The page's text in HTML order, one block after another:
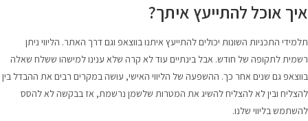
איך אוכל להתייעץ איתך?
תלמידי התכניות השונות יכולים להתייעץ איתנו בווצאפ וגם דרך האתר. הליווי ניתן
רשמית לתקופה של חודש. אבל בינתיים עוד לא קרה שלא ענינו למישהו ששלח שאלה
בווצאפ גם שנים אחר כך. ההשפעה של הליווי האישי, עושה במקרים רבים את ההבדל בין
להצליח ובין לא להצליח להשיג את המטרות שלשמן נרשמת, אז בבקשה לא להסס
להשתמש בליווי שלנו.